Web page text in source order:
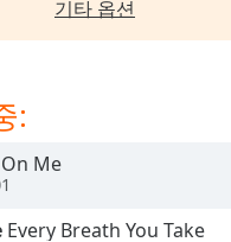
기타 옵션
:
Me
Every Breath You Take